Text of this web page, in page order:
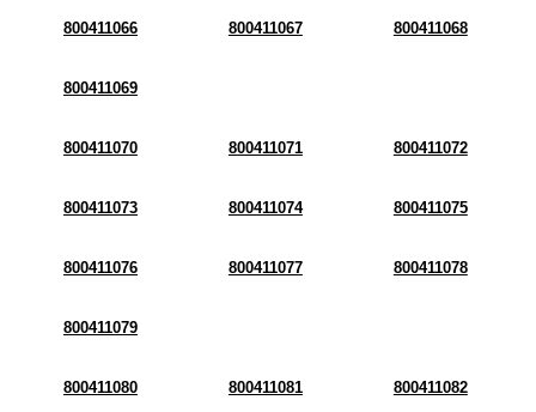
800411066 800411067 800411068
800411069
800411070 800411071 800411072
800411073 800411074 800411075
800411076 800411077 800411078
800411079
800411080 800411081 800411082